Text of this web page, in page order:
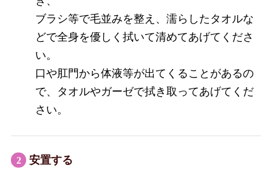
ブラシ等で毛並みを整え、濡らしたタオルな
どで全身を優しく拭いて清めてあげてくださ
い。
口や肛門から体液等が出てくることがあるの
で、タオルやガーゼで拭き取ってあげてくだ
さい。
安置する